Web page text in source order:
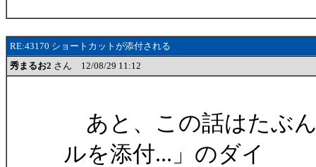
RE:43170 ショートカットが添付される
秀まるお2 さん 12/08/29 11:12
あと、この話はたぶ
ルを添付...」のダイ